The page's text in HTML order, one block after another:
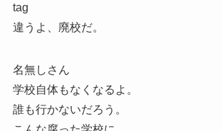
tag
違うよ、廃校だ。
名無しさん
学校自体もなくなるよ。
誰も行かないだろう。